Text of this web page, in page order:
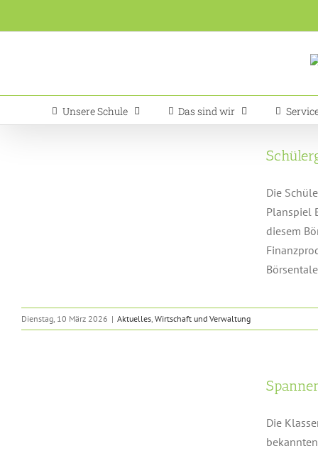
Inhalt
Unsere Schule Das sind wir
Die
Planspiel
diesem
Dienstag, 10 März 2026 | Aktuelles, Wirtschaft und Verwaltung
Die